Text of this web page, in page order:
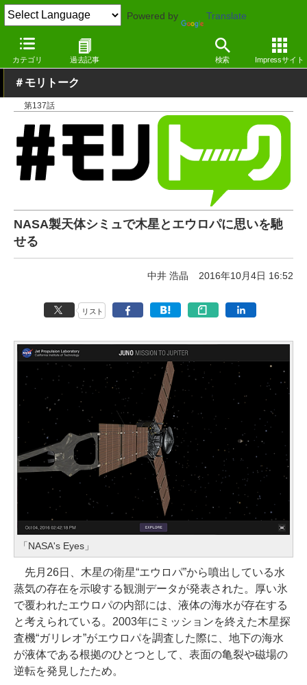
Powered by Translate
カテゴリ 過去記事 検索 Impressサイト
窓の杜 その他の話題
＃モリトーク
第137話
NASA製天体シミュで木星とエウロパに思いを馳
せる
中井 浩晶 2016年10月4日 16:52
リスト
「NASA's Eyes」
先月26日、木星の衛星“エウロパ”から噴出している水
蒸気の存在を示唆する観測データが発表された。厚い氷
で覆われたエウロパの内部には、液体の海水が存在する
と考えられている。2003年にミッションを終えた木星探
査機“ガリレオ”がエウロパを調査した際に、地下の海水
が液体である根拠のひとつとして、表面の亀裂や磁場の
逆転を発見したため。